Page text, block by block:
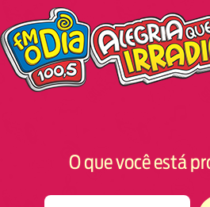
O que você está